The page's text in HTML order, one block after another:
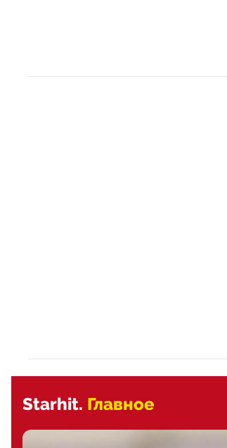
Starhit. Главное